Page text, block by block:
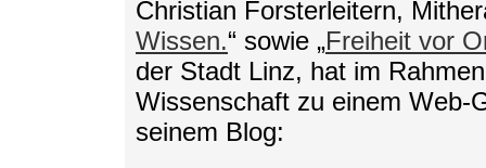
Christian Forsterleitern,
Wissen.“ sowie „Freiheit vor
der Stadt Linz, hat im
Wissenschaft zu einem Web-
seinem Blog: